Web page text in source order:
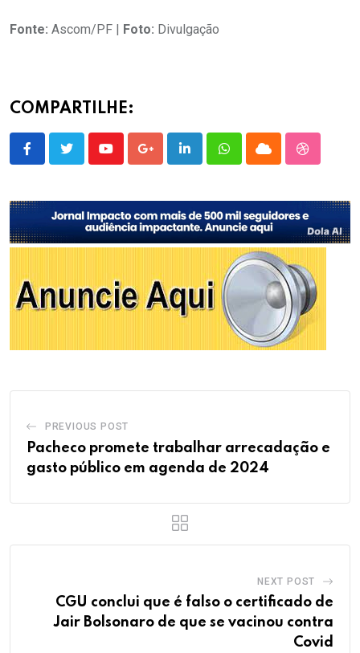
Fonte: Ascom/PF | Foto: Divulgação
COMPARTILHE:
YoutubeGoogle+LinkedInWhatsappCloud
PREVIOUS POST
Pacheco promete trabalhar arrecadação e
gasto público em agenda de 2024
NEXT POST
CGU conclui que é falso o certificado de
Jair Bolsonaro de que se vacinou contra
Covid